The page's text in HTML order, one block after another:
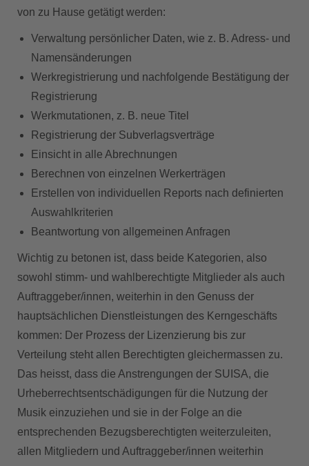
von zu Hause getätigt werden:
Verwaltung persönlicher Daten, wie z. B. Adress- und
Namensänderungen
Werkregistrierung und nachfolgende Bestätigung der
Registrierung
Werkmutationen, z. B. neue Titel
Registrierung der Subverlagsverträge
Einsicht in alle Abrechnungen
Berechnen von einzelnen Werkerträgen
Erstellen von individuellen Reports nach definierten
Auswahlkriterien
Beantwortung von allgemeinen Anfragen
Wichtig zu betonen ist, dass beide Kategorien, also
sowohl stimm- und wahlberechtigte Mitglieder als auch
Auftraggeber/innen, weiterhin in den Genuss der
hauptsächlichen Dienstleistungen des Kerngeschäfts
kommen: Der Prozess der Lizenzierung bis zur
Verteilung steht allen Berechtigten gleichermassen zu.
Das heisst, dass die Anstrengungen der SUISA, die
Urheberrechtsentschädigungen für die Nutzung der
Musik einzuziehen und sie in der Folge an die
entsprechenden Bezugsberechtigten weiterzuleiten,
allen Mitgliedern und Auftraggeber/innen weiterhin